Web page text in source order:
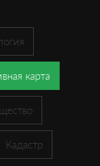
карта
Кадастр